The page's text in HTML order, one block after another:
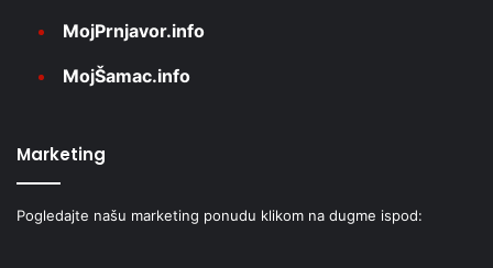
MojPrnjavor.info
MojŠamac.info
Marketing
Pogledajte našu marketing ponudu klikom na dugme ispod: